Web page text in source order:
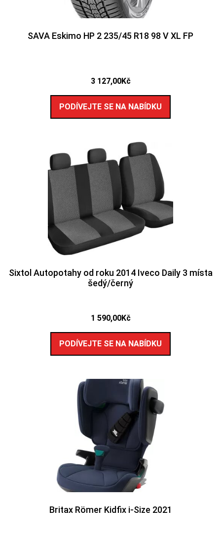
SAVA Eskimo HP 2 235/45 R18 98 V XL FP
3 127,00Kč
PODÍVEJTE SE NA NABÍDKU
Sixtol Autopotahy od roku 2014 Iveco Daily 3 místa
šedý/černý
1 590,00Kč
PODÍVEJTE SE NA NABÍDKU
Britax Römer Kidfix i-Size 2021